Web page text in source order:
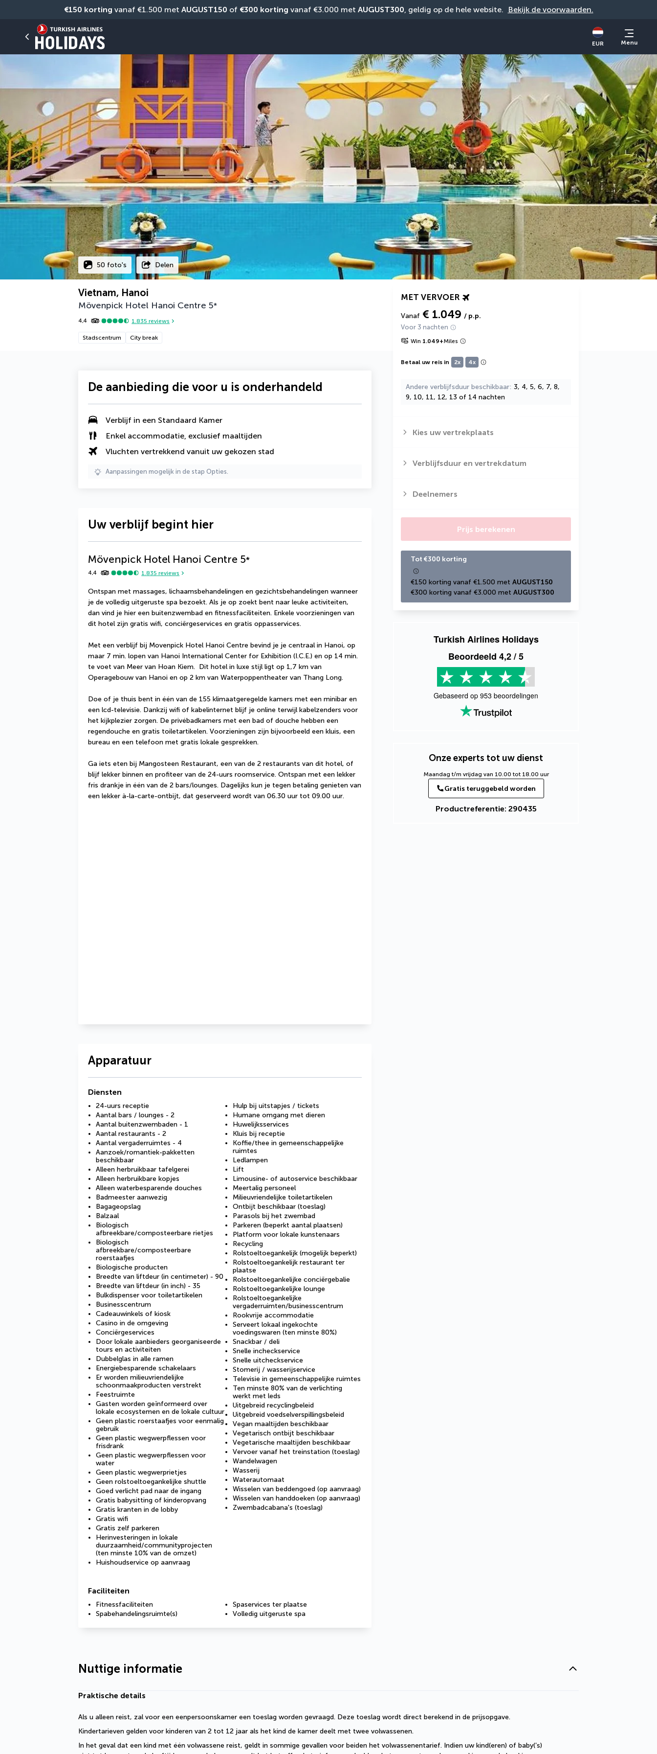
€150 korting vanaf €1.500 met AUGUST150 of €300 korting vanaf €3.000 met AUGUST300, geldig op de hele website. Bekijk de voorwaarden.
EUR Menu
50 foto's Delen
Vietnam, Hanoi
Mövenpick Hotel Hanoi Centre 5*
4,4 1.835 reviews
Stadscentrum City break
MET VERVOER
Vanaf € 1.049 / p.p.
Voor 3 nachten
Win 1.049+Miles
Betaal uw reis in 2x 4x
Andere verblijfsduur beschikbaar 3, 4, 5, 6, 7, 8,
9, 10, 11, 12, 13 of 14 nachten
Kies uw vertrekplaats
Verblijfsduur en vertrekdatum
Deelnemers
Prijs berekenen
Tot €300 korting
€150 korting vanaf €1.500 met AUGUST150
€300 korting vanaf €3.000 met AUGUST300
Turkish Airlines Holidays
Beoordeeld 4,2/ 5
Gebaseerd op 953 beoordelingen
Onze experts tot uw dienst
Maandag t/m vrijdag van 10.00 tot 18.00 uur
Gratis teruggebeld worden
Productreferentie: 290435
De aanbieding die voor u is onderhandeld
Verblijf in een Standaard Kamer
Enkel accommodatie, exclusief maaltijden
Vluchten vertrekkend vanuit uw gekozen stad
Aanpassingen mogelijk in de stap Opties.
Uw verblijf begint hier
Mövenpick Hotel Hanoi Centre 5*
4,4 1.835 reviews
Ontspan met massages, lichaamsbehandelingen en gezichtsbehandelingen wanneer
je de volledig uitgeruste spa bezoekt. Als je op zoekt bent naar leuke activiteiten,
dan vind je hier een buitenzwembad en fitnessfaciliteiten. Enkele voorzieningen van
dit hotel zijn gratis wifi, conciërgeservices en gratis oppasservices.
Met een verblijf bij Movenpick Hotel Hanoi Centre bevind je je centraal in Hanoi, op
maar 7 min. lopen van Hanoi International Center for Exhibition (I.C.E.) en op 14 min.
te voet van Meer van Hoan Kiem.  Dit hotel in luxe stijl ligt op 1,7 km van
Operagebouw van Hanoi en op 2 km van Waterpoppentheater van Thang Long.
Doe of je thuis bent in één van de 155 klimaatgeregelde kamers met een minibar en
een lcd-televisie. Dankzij wifi of kabelinternet blijf je online terwijl kabelzenders voor
het kijkplezier zorgen. De privébadkamers met een bad of douche hebben een
regendouche en gratis toiletartikelen. Voorzieningen zijn bijvoorbeeld een kluis, een
bureau en een telefoon met gratis lokale gesprekken.
Ga iets eten bij Mangosteen Restaurant, een van de 2 restaurants van dit hotel, of
blijf lekker binnen en profiteer van de 24-uurs roomservice. Ontspan met een lekker
fris drankje in één van de 2 bars/lounges. Dagelijks kun je tegen betaling genieten van
een lekker à-la-carte-ontbijt, dat geserveerd wordt van 06.30 uur tot 09.00 uur.
Apparatuur
Diensten
24-uurs receptie
Aantal bars / lounges - 2
Aantal buitenzwembaden - 1
Aantal restaurants - 2
Aantal vergaderruimtes - 4
Aanzoek/romantiek-pakketten
beschikbaar
Alleen herbruikbaar tafelgerei
Alleen herbruikbare kopjes
Alleen waterbesparende douches
Badmeester aanwezig
Bagageopslag
Balzaal
Biologisch
afbreekbare/composteerbare rietjes
Biologisch
afbreekbare/composteerbare
roerstaafjes
Biologische producten
Breedte van liftdeur (in centimeter) - 90
Breedte van liftdeur (in inch) - 35
Bulkdispenser voor toiletartikelen
Businesscentrum
Cadeauwinkels of kiosk
Casino in de omgeving
Conciërgeservices
Door lokale aanbieders georganiseerde
tours en activiteiten
Dubbelglas in alle ramen
Energiebesparende schakelaars
Er worden milieuvriendelijke
schoonmaakproducten verstrekt
Feestruimte
Gasten worden geïnformeerd over
lokale ecosystemen en de lokale cultuur
Geen plastic roerstaafjes voor eenmalig
gebruik
Geen plastic wegwerpflessen voor
frisdrank
Geen plastic wegwerpflessen voor
water
Geen plastic wegwerprietjes
Geen rolstoeltoegankelijke shuttle
Goed verlicht pad naar de ingang
Gratis babysitting of kinderopvang
Gratis kranten in de lobby
Gratis wifi
Gratis zelf parkeren
Herinvesteringen in lokale
duurzaamheid/communityprojecten
(ten minste 10% van de omzet)
Huishoudservice op aanvraag
Hulp bij uitstapjes / tickets
Humane omgang met dieren
Huwelijksservices
Kluis bij receptie
Koffie/thee in gemeenschappelijke
ruimtes
Ledlampen
Lift
Limousine- of autoservice beschikbaar
Meertalig personeel
Milieuvriendelijke toiletartikelen
Ontbijt beschikbaar (toeslag)
Parasols bij het zwembad
Parkeren (beperkt aantal plaatsen)
Platform voor lokale kunstenaars
Recycling
Rolstoeltoegankelijk (mogelijk beperkt)
Rolstoeltoegankelijk restaurant ter
plaatse
Rolstoeltoegankelijke conciërgebalie
Rolstoeltoegankelijke lounge
Rolstoeltoegankelijke
vergaderruimten/businesscentrum
Rookvrije accommodatie
Serveert lokaal ingekochte
voedingswaren (ten minste 80%)
Snackbar / deli
Snelle incheckservice
Snelle uitcheckservice
Stomerij / wasserijservice
Televisie in gemeenschappelijke ruimtes
Ten minste 80% van de verlichting
werkt met leds
Uitgebreid recyclingbeleid
Uitgebreid voedselverspillingsbeleid
Vegan maaltijden beschikbaar
Vegetarisch ontbijt beschikbaar
Vegetarische maaltijden beschikbaar
Vervoer vanaf het treinstation (toeslag)
Wandelwagen
Wasserij
Waterautomaat
Wisselen van beddengoed (op aanvraag)
Wisselen van handdoeken (op aanvraag)
Zwembadcabana's (toeslag)
Faciliteiten
Fitnessfaciliteiten
Spabehandelingsruimte(s)
Spaservices ter plaatse
Volledig uitgeruste spa
Nuttige informatie
Praktische details
Als u alleen reist, zal voor een eenpersoonskamer een toeslag worden gevraagd. Deze toeslag wordt direct berekend in de prijsopgave.
Kindertarieven gelden voor kinderen van 2 tot 12 jaar als het kind de kamer deelt met twee volwassenen.
In het geval dat een kind met één volwassene reist, geldt in sommige gevallen voor beiden het volwassenentarief. Indien uw kind(eren) of baby(’s)